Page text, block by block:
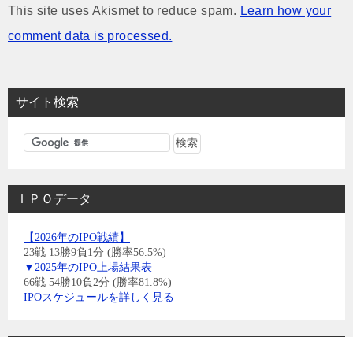
This site uses Akismet to reduce spam. Learn how your
comment data is processed.
サイト検索
ＩＰＯデータ
【2026年のIPO戦績】
23戦 13勝9負1分 (勝率56.5%)
▼2025年のIPO上場結果表
66戦 54勝10負2分 (勝率81.8%)
IPOスケジュールを詳しく見る